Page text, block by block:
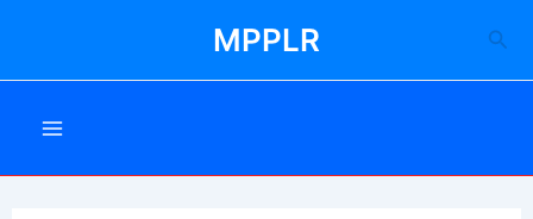
content
MPPLR